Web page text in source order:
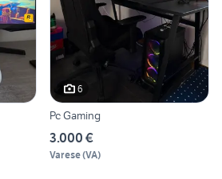
6
Pc Gaming
3.000 €
Varese(VA)